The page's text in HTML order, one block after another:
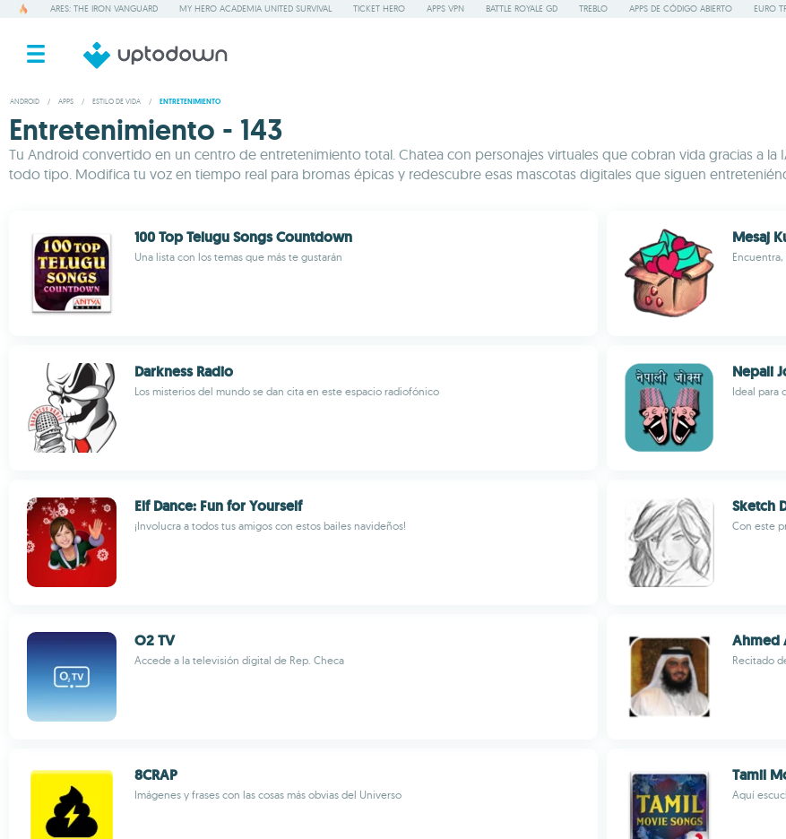
ARES: THE IRON VANGUARD MY HERO ACADEMIA UNITED SURVIVAL TICKET HERO APPS VPN BATTLE ROYALE GD TREBLO APPS DE CÓDIGO ABIERTO EURO
ANDROID / APPS / ESTILO DE VIDA / ENTRETENIMIENTO
Entretenimiento - 143
Tu Android convertido en un centro de entretenimiento total. Chatea con personajes virtuales que cobran vida gracias a
todo tipo. Modifica tu voz en tiempo real para bromas épicas y redescubre esas mascotas digitales que siguen
100 Top Telugu Songs Countdown
Una lista con los temas que más te gustarán
Mesaj
Darkness Radio
Los misterios del mundo se dan cita en este espacio radiofónico
Nepali
Ideal para
Elf Dance: Fun for Yourself
¡Involucra a todos tus amigos con estos bailes navideños!
Sketch
Con este
O2 TV
Accede a la televisión digital de Rep. Checa
Ahmed
Recitado
8CRAP
Imágenes y frases con las cosas más obvias del Universo
Tamil
Aquí